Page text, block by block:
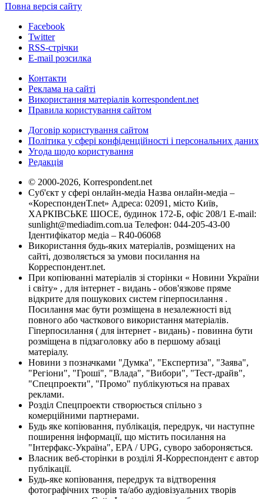
Повна версія сайту
Facebook
Twitter
RSS-стрічки
E-mail розсилка
Контакти
Реклама на сайті
Використання матеріалів korrespondent.net
Правила користування сайтом
Договір користування сайтом
Політика у сфері конфіденційності і персональних даних
Угода щодо користування
Редакція
© 2000-2026, Korrespondent.net
Суб'єкт у сфері онлайн-медіа Назва онлайн-медіа –
«КореспонденТ.net» Адреса: 02091, місто Київ,
ХАРКІВСЬКЕ ШОСЕ, будинок 172-Б, офіс 208/1 E-mail:
sunlight@mediadim.com.ua Телефон: 044-205-43-00
Ідентифікатор медіа – R40-06068
Використання будь-яких матеріалів, розміщених на
сайті, дозволяється за умови посилання на
Корреспондент.net.
При копіюванні матеріалів зі сторінки « Новини України
і світу» , для інтернет - видань - обов'язкове пряме
відкрите для пошукових систем гіперпосилання .
Посилання має бути розміщена в незалежності від
повного або часткового використання матеріалів.
Гіперпосилання ( для інтернет - видань) - повинна бути
розміщена в підзаголовку або в першому абзаці
матеріалу.
Новини з позначками "Думка", "Експертиза", "Заява",
"Регіони", "Гроші", "Влада", "Вибори", "Тест-драйв",
"Спецпроекти", "Промо" публікуються на правах
реклами.
Розділ Спецпроекти створюється спільно з
комерційними партнерами.
Будь яке копіювання, публікація, передрук, чи наступне
поширення інформації, що містить посилання на
"Інтерфакс-Україна", EPA / UPG, суворо забороняється.
Власник веб-сторінки в розділі Я-Корреспондент є автор
публікації.
Будь-яке копіювання, передрук та відтворення
фотографічних творів та/або аудіовізуальних творів